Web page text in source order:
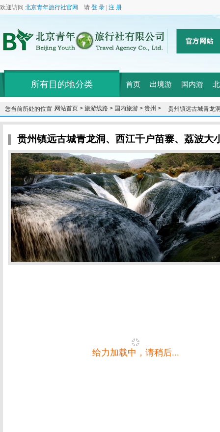
欢迎访问 北京青年旅行社官网 请 登 录 注 册
所有目的地分类 首页 出境游 国内游
您当前所处的位置：网站首页 > 旅游线路 > 国内旅游 > 贵州 >
贵州镇远古城青龙
双卧8天
贵州镇远古城青龙洞、西江千户苗寨、荔波大
给力加载中，请稍后...